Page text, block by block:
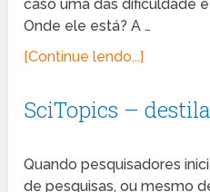
caso uma das dificuldade
Onde ele está? A …
[Continue lendo...]
SciTopics –
Quando pesquisadores
de pesquisas, ou mesmo